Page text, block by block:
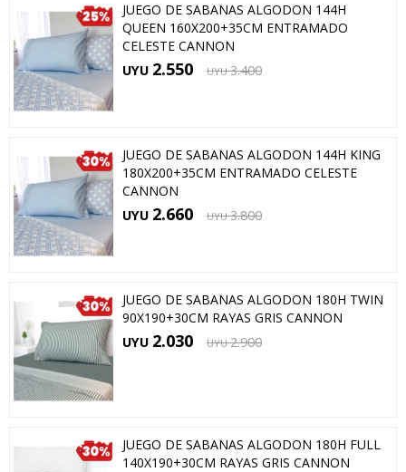
JUEGO DE SABANAS ALGODON 144H
QUEEN 160X200+35CM ENTRAMADO
CELESTE CANNON
UYU 2.550 UYU 3.400
JUEGO DE SABANAS ALGODON 144H KING
180X200+35CM ENTRAMADO CELESTE
CANNON
UYU 2.660 UYU 3.800
JUEGO DE SABANAS ALGODON 180H TWIN
90X190+30CM RAYAS GRIS CANNON
UYU 2.030 UYU 2.900
JUEGO DE SABANAS ALGODON 180H FULL
140X190+30CM RAYAS GRIS CANNON